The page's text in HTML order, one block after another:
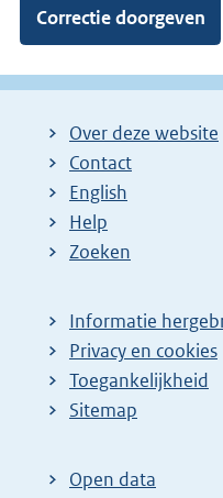
Over deze website
Contact
English
Help
Zoeken
Informatie
Privacy en cookies
Toegankelijkheid
Sitemap
Open data